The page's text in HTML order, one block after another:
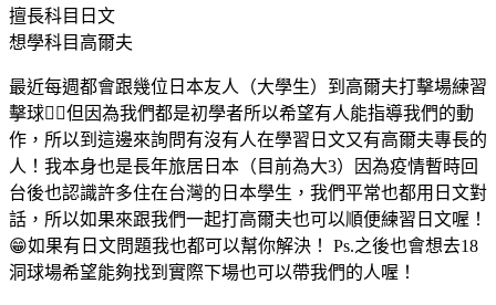
擅長科目 日文
想學科目 高爾夫
最近每週都會跟幾位日本友人（大學生）到高爾夫打擊場練習
擊球🏌️‍♂️但因為我們都是初學者所以希望有人能指導我們的動
作，所以到這邊來詢問有沒有人在學習日文又有高爾夫專長的
人！我本身也是長年旅居日本（目前為大3）因為疫情暫時回
台後也認識許多住在台灣的日本學生，我們平常也都用日文對
話，所以如果來跟我們一起打高爾夫也可以順便練習日文喔！
😁如果有日文問題我也都可以幫你解決！ Ps.之後也會想去18
洞球場希望能夠找到實際下場也可以帶我們的人喔！